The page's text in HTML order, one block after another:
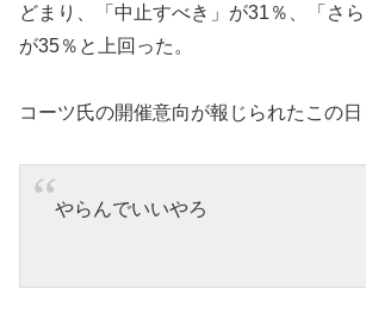
どまり、「中止すべき」が31％、「さら
が35％と上回った。
コーツ氏の開催意向が報じられたこの
やらんでいいやろ